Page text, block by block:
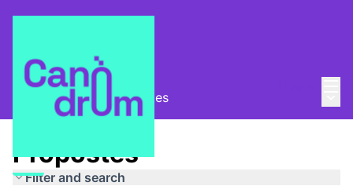
Pla Estratègic Propostes
Propostes
Filter and search